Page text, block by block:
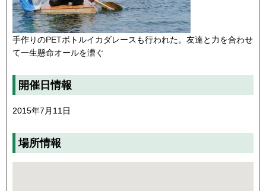
手作りのPETボトルイカダレースも行われた。友達と力を合わせ
て一生懸命オールを漕ぐ
開催日情報
2015年7月11日
場所情報